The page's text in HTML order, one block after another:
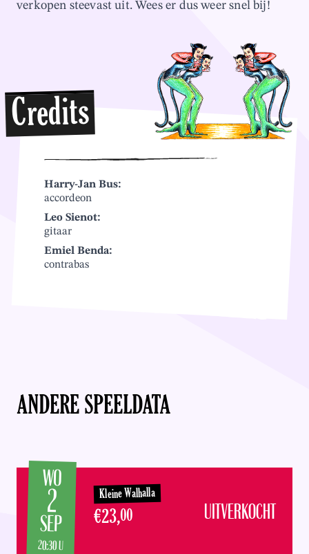
verkopen steevast uit. Wees er dus weer snel bij!
Credits
Harry-Jan Bus:
accordeon
Leo Sienot:
gitaar
Emiel Benda:
contrabas
ANDERE SPEELDATA
WO
2
SEP
20:30 U
Kleine Walhalla
€23,00 UITVERKOCHT